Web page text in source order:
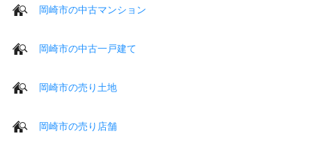
岡崎市の中古マンション
岡崎市の中古一戸建て
岡崎市の売り土地
岡崎市の売り店舗